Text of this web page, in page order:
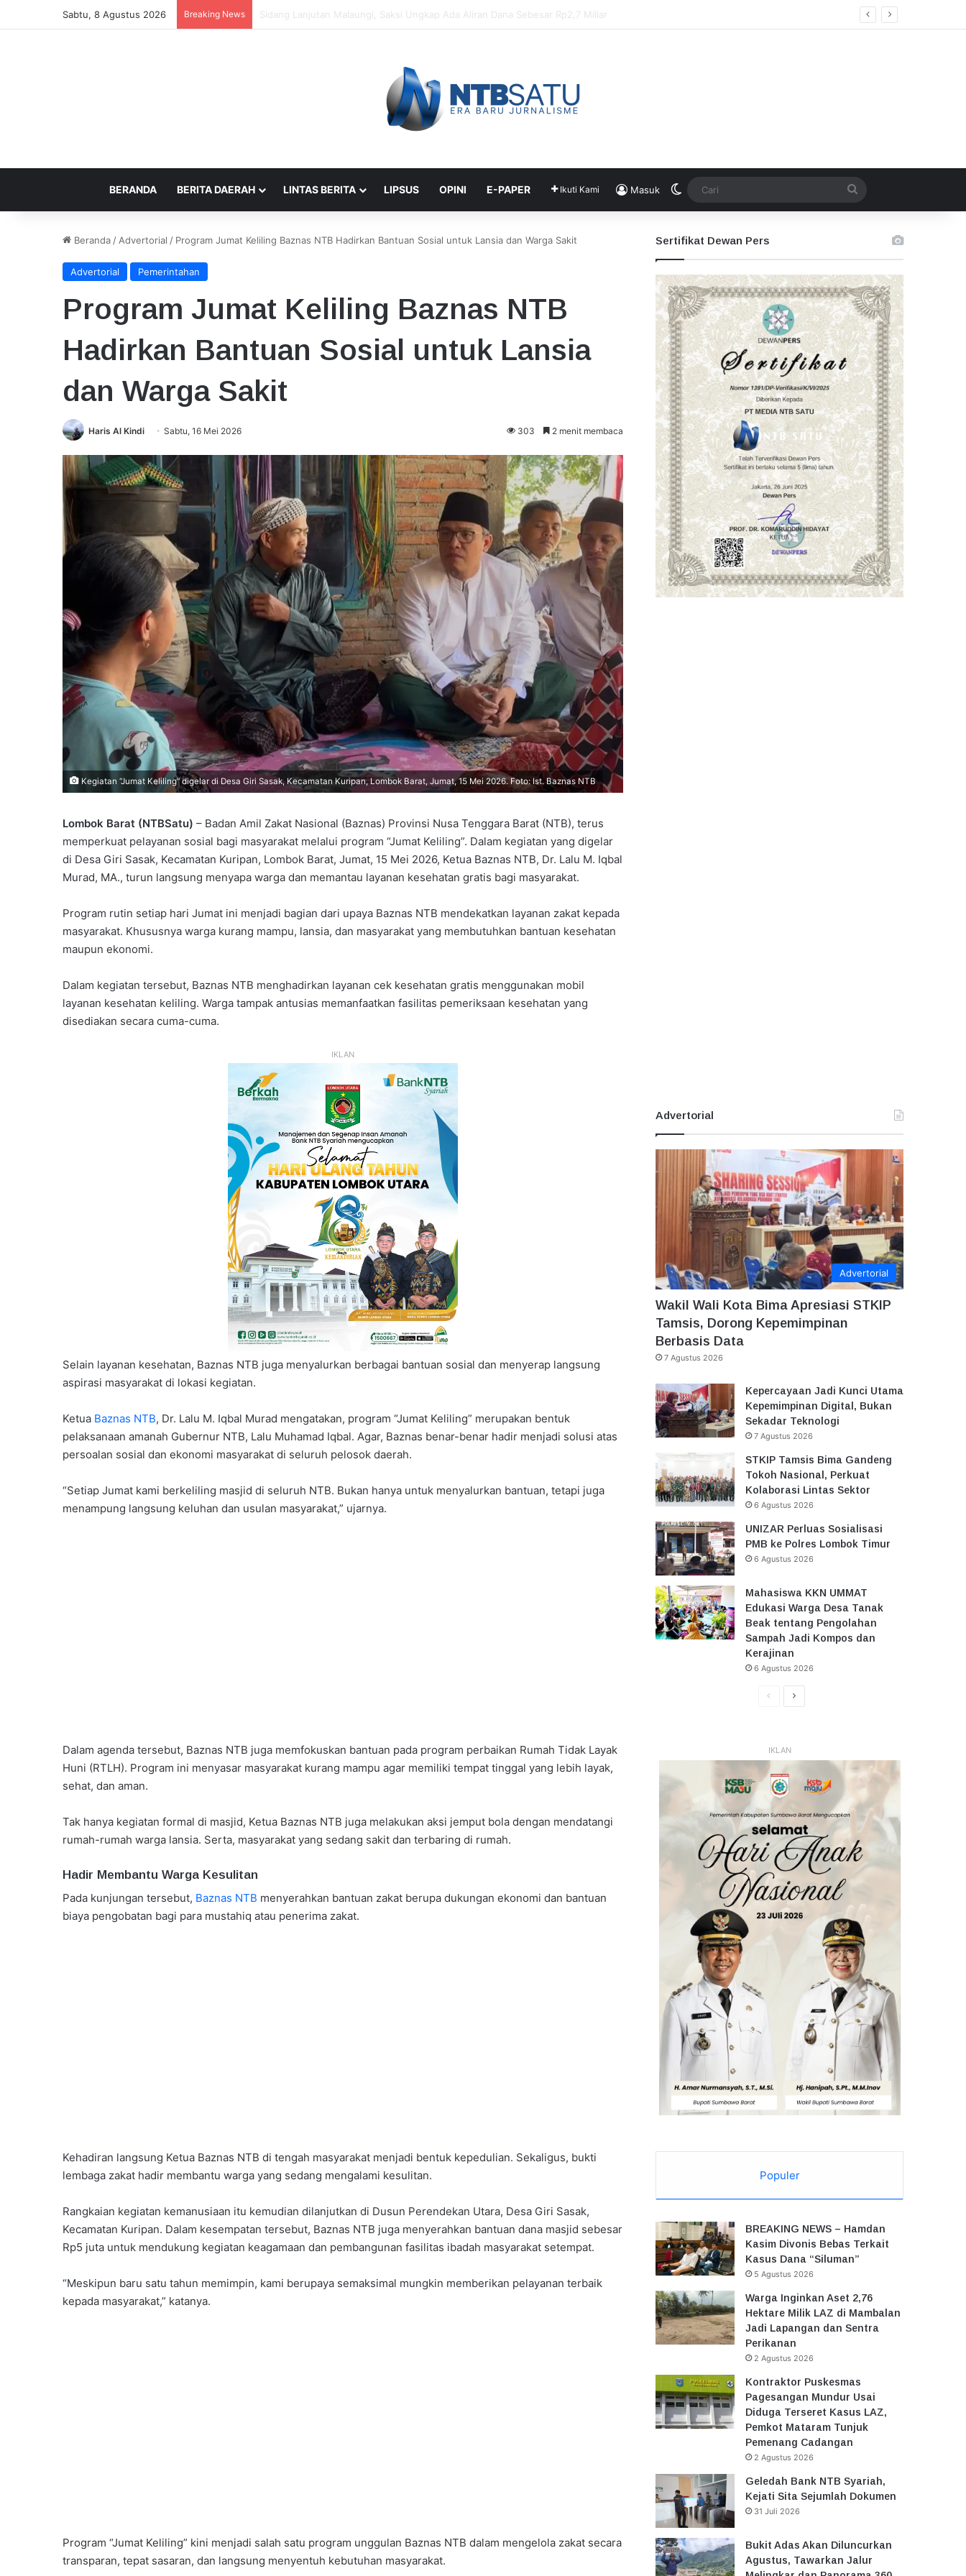
Sabtu, 8 Agustus 2026 Breaking News Beda Tempat Penahanan Didik dan Malaungi, Kejari Bima: Alasan Keamanan
BERANDA BERITA DAERAH LINTAS BERITA LIPSUS OPINI E-PAPER Ikuti Kami Masuk Switch skin
Beranda / Advertorial / Program Jumat Keliling Baznas NTB Hadirkan Bantuan Sosial untuk Lansia dan Warga Sakit
Advertorial Pemerintahan
Program Jumat Keliling Baznas NTB
Hadirkan Bantuan Sosial untuk Lansia
dan Warga Sakit
Haris Al Kindi Sabtu, 16 Mei 2026 303 2 menit membaca
Kegiatan “Jumat Keliling” digelar di Desa Giri Sasak, Kecamatan Kuripan, Lombok Barat, Jumat, 15 Mei 2026. Foto: Ist. Baznas NTB
Lombok Barat (NTBSatu) – Badan Amil Zakat Nasional (Baznas) Provinsi Nusa Tenggara Barat (NTB), terus
memperkuat pelayanan sosial bagi masyarakat melalui program “Jumat Keliling”. Dalam kegiatan yang digelar
di Desa Giri Sasak, Kecamatan Kuripan, Lombok Barat, Jumat, 15 Mei 2026, Ketua Baznas NTB, Dr. Lalu M. Iqbal
Murad, MA., turun langsung menyapa warga dan memantau layanan kesehatan gratis bagi masyarakat.
Program rutin setiap hari Jumat ini menjadi bagian dari upaya Baznas NTB mendekatkan layanan zakat kepada
masyarakat. Khususnya warga kurang mampu, lansia, dan masyarakat yang membutuhkan bantuan kesehatan
maupun ekonomi.
Dalam kegiatan tersebut, Baznas NTB menghadirkan layanan cek kesehatan gratis menggunakan mobil
layanan kesehatan keliling. Warga tampak antusias memanfaatkan fasilitas pemeriksaan kesehatan yang
disediakan secara cuma-cuma.
IKLAN
Selain layanan kesehatan, Baznas NTB juga menyalurkan berbagai bantuan sosial dan menyerap langsung
aspirasi masyarakat di lokasi kegiatan.
Ketua Baznas NTB, Dr. Lalu M. Iqbal Murad mengatakan, program “Jumat Keliling” merupakan bentuk
pelaksanaan amanah Gubernur NTB, Lalu Muhamad Iqbal. Agar, Baznas benar-benar hadir menjadi solusi atas
persoalan sosial dan ekonomi masyarakat di seluruh pelosok daerah.
“Setiap Jumat kami berkeliling masjid di seluruh NTB. Bukan hanya untuk menyalurkan bantuan, tetapi juga
menampung langsung keluhan dan usulan masyarakat,” ujarnya.
Dalam agenda tersebut, Baznas NTB juga memfokuskan bantuan pada program perbaikan Rumah Tidak Layak
Huni (RTLH). Program ini menyasar masyarakat kurang mampu agar memiliki tempat tinggal yang lebih layak,
sehat, dan aman.
Tak hanya kegiatan formal di masjid, Ketua Baznas NTB juga melakukan aksi jemput bola dengan mendatangi
rumah-rumah warga lansia. Serta, masyarakat yang sedang sakit dan terbaring di rumah.
Hadir Membantu Warga Kesulitan
Pada kunjungan tersebut, Baznas NTB menyerahkan bantuan zakat berupa dukungan ekonomi dan bantuan
biaya pengobatan bagi para mustahiq atau penerima zakat.
Kehadiran langsung Ketua Baznas NTB di tengah masyarakat menjadi bentuk kepedulian. Sekaligus, bukti
lembaga zakat hadir membantu warga yang sedang mengalami kesulitan.
Rangkaian kegiatan kemanusiaan itu kemudian dilanjutkan di Dusun Perendekan Utara, Desa Giri Sasak,
Kecamatan Kuripan. Dalam kesempatan tersebut, Baznas NTB juga menyerahkan bantuan dana masjid sebesar
Rp5 juta untuk mendukung kegiatan keagamaan dan pembangunan fasilitas ibadah masyarakat setempat.
“Meskipun baru satu tahun memimpin, kami berupaya semaksimal mungkin memberikan pelayanan terbaik
kepada masyarakat,” katanya.
Program “Jumat Keliling” kini menjadi salah satu program unggulan Baznas NTB dalam mengelola zakat secara
transparan, tepat sasaran, dan langsung menyentuh kebutuhan masyarakat.
Sertifikat Dewan Pers
Advertorial
Advertorial
Wakil Wali Kota Bima Apresiasi STKIP
Tamsis, Dorong Kepemimpinan
Berbasis Data
7 Agustus 2026
Kepercayaan Jadi Kunci Utama
Kepemimpinan Digital, Bukan
Sekadar Teknologi
7 Agustus 2026
STKIP Tamsis Bima Gandeng
Tokoh Nasional, Perkuat
Kolaborasi Lintas Sektor
6 Agustus 2026
UNIZAR Perluas Sosialisasi
PMB ke Polres Lombok Timur
6 Agustus 2026
Mahasiswa KKN UMMAT
Edukasi Warga Desa Tanak
Beak tentang Pengolahan
Sampah Jadi Kompos dan
Kerajinan
6 Agustus 2026
HalamanHalaman
IKLAN
Populer
BREAKING NEWS – Hamdan
Kasim Divonis Bebas Terkait
Kasus Dana “Siluman”
5 Agustus 2026
Warga Inginkan Aset 2,76
Hektare Milik LAZ di Mambalan
Jadi Lapangan dan Sentra
Perikanan
2 Agustus 2026
Kontraktor Puskesmas
Pagesangan Mundur Usai
Diduga Terseret Kasus LAZ,
Pemkot Mataram Tunjuk
Pemenang Cadangan
2 Agustus 2026
Geledah Bank NTB Syariah,
Kejati Sita Sejumlah Dokumen
31 Juli 2026
Bukit Adas Akan Diluncurkan
Agustus, Tawarkan Jalur